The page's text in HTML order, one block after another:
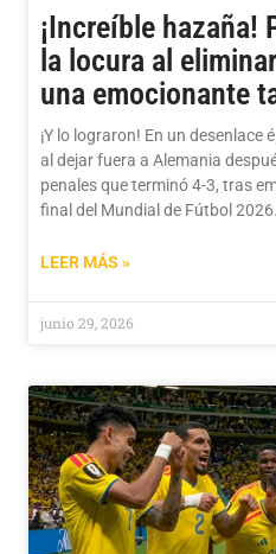
¡Increíble hazaña!
la locura al
una emocionante
¡Y lo lograron! En un
al dejar fuera a Alemania
penales que terminó 4-3, tras
final del Mundial de Fútbol 2026.
LEER MÁS »
junio 29, 2026